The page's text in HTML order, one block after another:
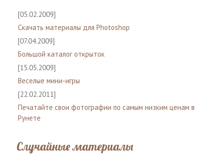
[05.02.2009]
Скачать материалы для Photoshop
[07.04.2009]
Большой каталог открыток
[15.05.2009]
Веселые мини-игры
[22.02.2011]
Печатайте свои фотографии по самым низким ценам в
Рунете
Случайные материалы